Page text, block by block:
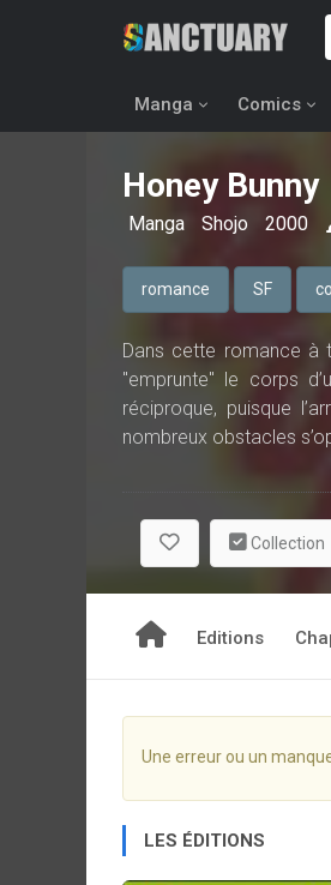
Manga Comics
Honey Bunny
Manga Shojo 2000
romance SF
Dans cette romance à
"emprunte" le corps
réciproque, puisque
nombreux obstacles
Collection
Editions
Une erreur ou un
LES ÉDITIONS